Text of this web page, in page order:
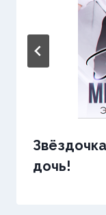
дочь!